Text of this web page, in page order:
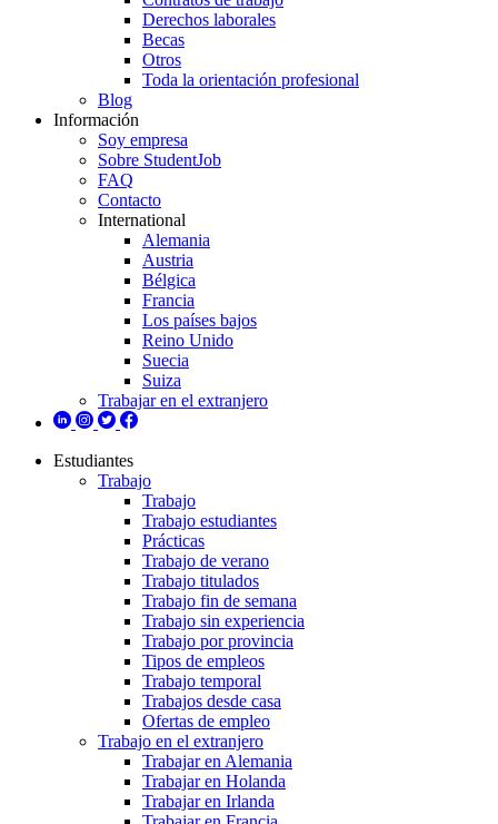
Derechos laborales
Becas
Otros
Toda la orientación profesional
Blog
Información
Soy empresa
Sobre StudentJob
FAQ
Contacto
International
Alemania
Austria
Bélgica
Francia
Los países bajos
Reino Unido
Suecia
Suiza
Trabajar en el extranjero
Estudiantes
Trabajo
Trabajo
Trabajo estudiantes
Prácticas
Trabajo de verano
Trabajo titulados
Trabajo fin de semana
Trabajo sin experiencia
Trabajo por provincia
Tipos de empleos
Trabajo temporal
Trabajos desde casa
Ofertas de empleo
Trabajo en el extranjero
Trabajar en Alemania
Trabajar en Holanda
Trabajar en Irlanda